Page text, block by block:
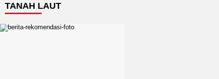
TANAH LAUT